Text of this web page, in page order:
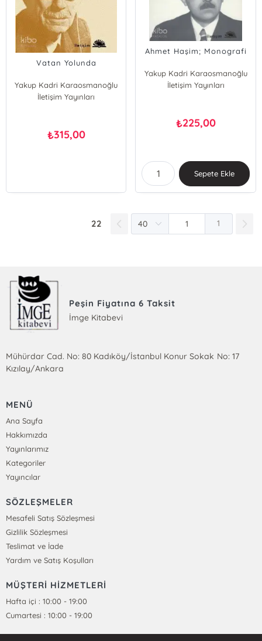
Vatan Yolunda
Yakup Kadri Karaosmanoğlu
İletişim Yayınları
₺315,00
Ahmet Haşim; Monografi
Yakup Kadri Karaosmanoğlu
İletişim Yayınları
₺225,00
Sepete Ekle
22 1
Peşin Fiyatına 6 Taksit
İmge Kitabevi
Mühürdar Cad. No: 80 Kadıköy/İstanbul Konur Sokak No: 17
Kızılay/Ankara
MENÜ
Ana Sayfa
Hakkımızda
Yayınlarımız
Kategoriler
Yayıncılar
SÖZLEŞMELER
Mesafeli Satış Sözleşmesi
Gizlilik Sözleşmesi
Teslimat ve İade
Yardım ve Satış Koşulları
MÜŞTERİ HİZMETLERİ
Hafta içi : 10:00 - 19:00
Cumartesi : 10:00 - 19:00